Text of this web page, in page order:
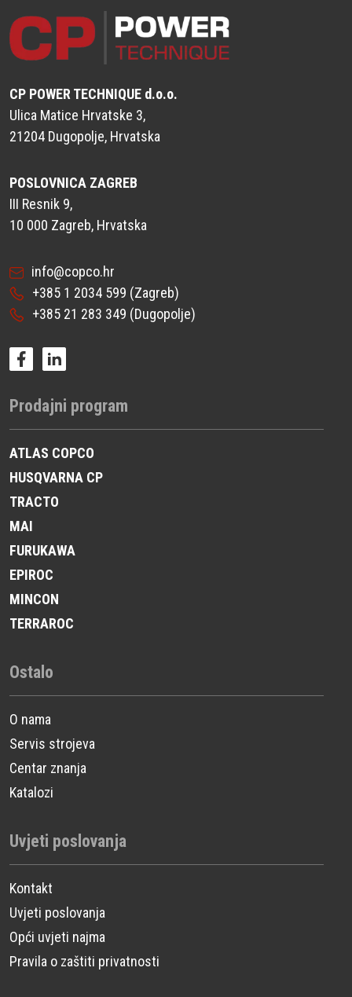
CP POWER TECHNIQUE d.o.o.
Ulica Matice Hrvatske 3,
21204 Dugopolje, Hrvatska
POSLOVNICA ZAGREB
III Resnik 9,
10 000 Zagreb, Hrvatska
info@copco.hr
+385 1 2034 599 (Zagreb)
+385 21 283 349 (Dugopolje)
Prodajni program
ATLAS COPCO
HUSQVARNA CP
TRACTO
MAI
FURUKAWA
EPIROC
MINCON
TERRAROC
Ostalo
O nama
Servis strojeva
Centar znanja
Katalozi
Uvjeti poslovanja
Kontakt
Uvjeti poslovanja
Opći uvjeti najma
Pravila o zaštiti privatnosti